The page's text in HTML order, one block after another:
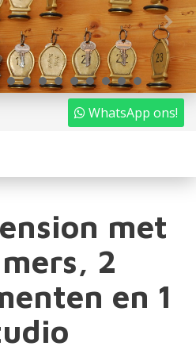
WhatsApp ons!
met
2
en 1